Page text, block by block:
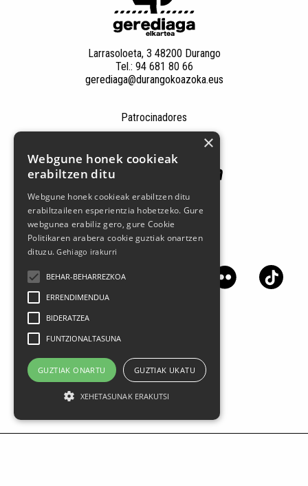
Larrasoloeta, 3 48200 Durango
Tel.: 94 681 80 66
gerediaga@durangokoazoka.eus
Patrocinadores
Síguenos en las redes sociales
×
Webgune honek cookieak
erabiltzen ditu
Webgune honek cookieak erabiltzen ditu
erabiltzaileen esperientzia hobetzeko. Gure
webgunea erabiliz gero, gure Cookie
Politikaren arabera cookie guztiak onartzen
dituzu.Gehiago irakurri
BEHAR-BEHARREZKOA
ERRENDIMENDUA
BIDERATZEA
FUNTZIONALTASUNA
GUZTIAK ONARTU GUZTIAK UKATU
XEHETASUNAK ERAKUTSI